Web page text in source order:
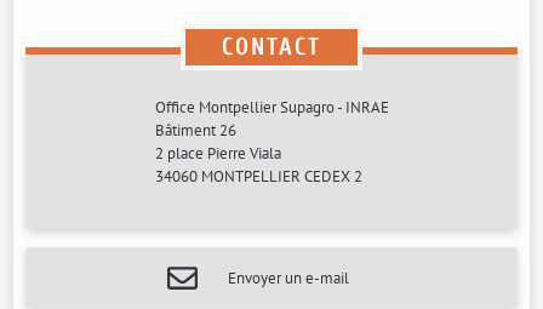
CONTACT
Office Montpellier Supagro - INRAE
Bâtiment 26
2 place Pierre Viala
34060 MONTPELLIER CEDEX 2
Envoyer un e-mail